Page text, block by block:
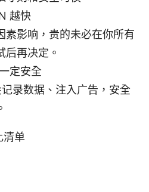
越快
素影响，贵的未必在你所有
后再决定。
定安全
录数据、注入广告，安全
清单